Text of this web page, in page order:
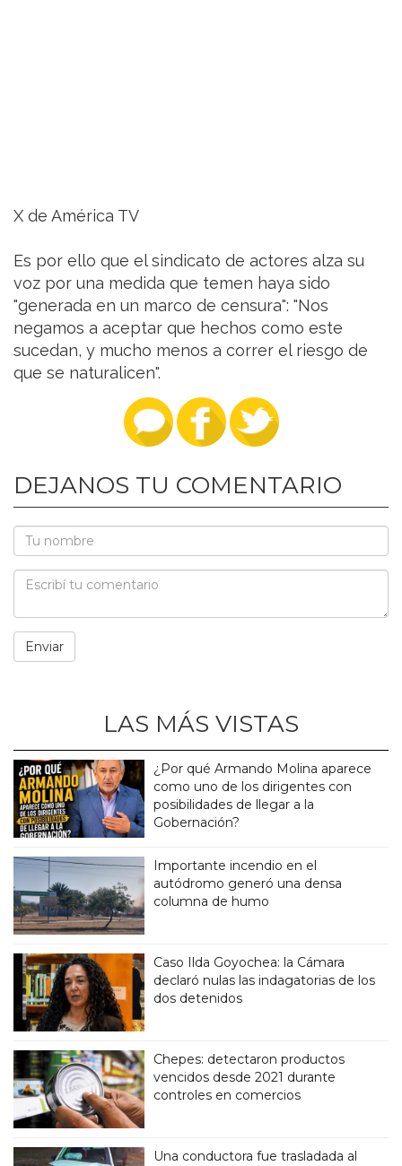
X de América TV
Es por ello que el sindicato de actores alza su
voz por una medida que temen haya sido
"generada en un marco de censura": "Nos
negamos a aceptar que hechos como este
sucedan, y mucho menos a correr el riesgo de
que se naturalicen".
DEJANOS TU COMENTARIO
LAS MÁS VISTAS
¿Por qué Armando Molina aparece
como uno de los dirigentes con
posibilidades de llegar a la
Gobernación?
Importante incendio en el
autódromo generó una densa
columna de humo
Caso Ilda Goyochea: la Cámara
declaró nulas las indagatorias de los
dos detenidos
Chepes: detectaron productos
vencidos desde 2021 durante
controles en comercios
Una conductora fue trasladada al